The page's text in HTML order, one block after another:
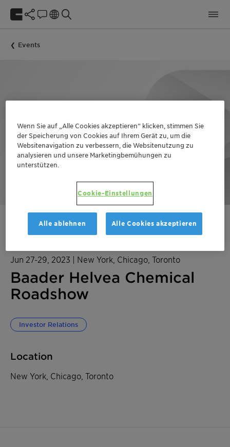
Events
Jun 27-29, 2023 | New York, Chicago, Toronto
Baader Helvea Chemical
Roadshow
Investor Relations
Location
New York, Chicago, Toronto
Wenn Sie auf „Alle Cookies akzeptieren“ klicken, stimmen Sie
der Speicherung von Cookies auf Ihrem Gerät zu, um die
Websitenavigation zu verbessern, die Websitenutzung zu
analysieren und unsere Marketingbemühungen zu
unterstützen.
Cookie-Einstellungen
Alle ablehnen Alle Cookies akzeptieren